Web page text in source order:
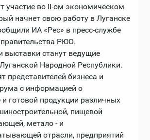
участие во II-ом экономическом
начнет свою работу в Луганске
ИА «Рес» в пресс-службе
РЮО.
выставки станут ведущие
Народной Республики.
представителей бизнеса и
с информацией о
и готовой продукции различных
пищевой
метало - и
отрасли, предприятий